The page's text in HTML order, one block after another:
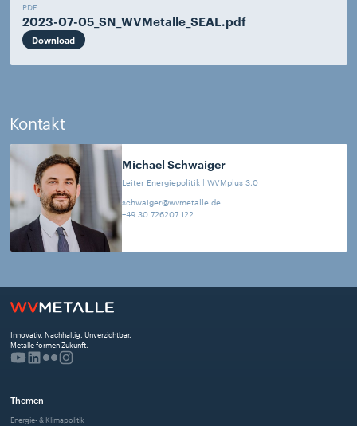
PDF
2023-07-05_SN_WVMetalle_SEAL.pdf
Download
Kontakt
Michael Schwaiger
Leiter Energiepolitik | WVMplus 3.0
schwaiger@wvmetalle.de
+49 30 726207 122
Innovativ. Nachhaltig. Unverzichtbar.
Metalle formen Zukunft.
Themen
Energie- & Klimapolitik